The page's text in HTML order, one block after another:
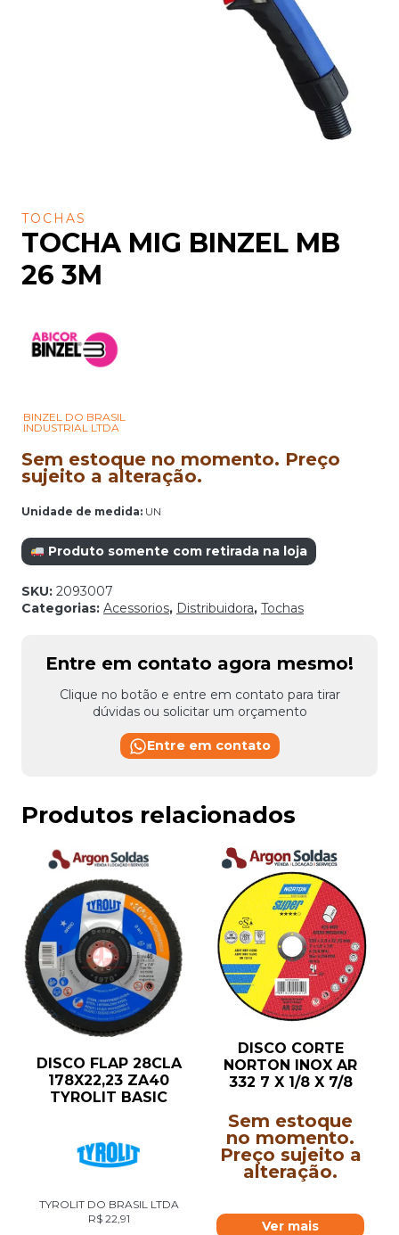
TOCHAS
TOCHA MIG BINZEL MB
26 3M
BINZEL DO BRASIL
INDUSTRIAL LTDA
Sem estoque no momento. Preço
sujeito a alteração.
Unidade de medida: UN
Produto somente com retirada na loja
SKU: 2093007
Categorias: Acessorios, Distribuidora, Tochas
Entre em contato agora mesmo!
Clique no botão e entre em contato para tirar
dúvidas ou solicitar um orçamento
Entre em contato
Produtos relacionados
DISCO FLAP 28CLA
178X22,23 ZA40
TYROLIT BASIC
TYROLIT DO BRASIL LTDA
R$22,91
DISCO CORTE
NORTON INOX AR
332 7 X 1/8 X 7/8
Sem estoque
no momento.
Preço sujeito a
alteração.
Ver mais